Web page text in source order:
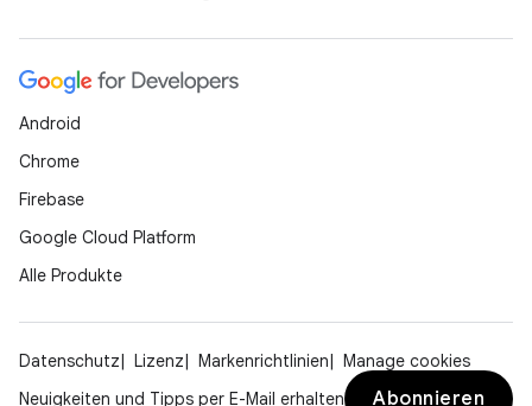
Android
Chrome
Firebase
Google Cloud Platform
Alle Produkte
Datenschutz Lizenz Markenrichtlinien
Manage cookies
Neuigkeiten und Tipps per E-Mail erhalten
Abonnieren